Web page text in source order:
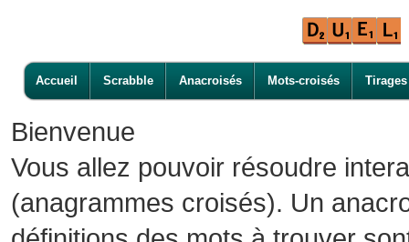
Accueil Scrabble Anacroisés Mots-croisés Tirages
Bienvenue
Vous allez pouvoir résoudre
(anagrammes croisés). Un